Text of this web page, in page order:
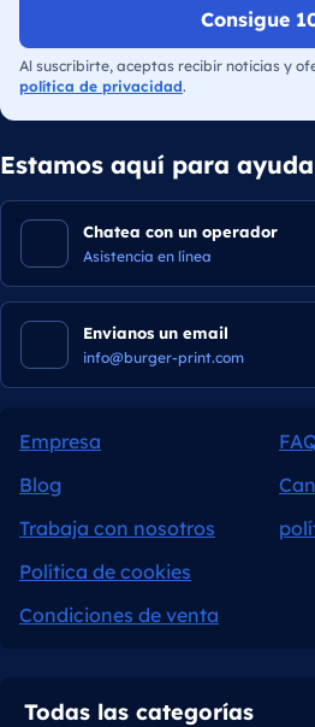
Consigue
Al suscribirte, aceptas recibir noticias y
política de privacidad.
Estamos aquí para
Chatea con un operador
Asistencia en línea
Envianos un email
info@burger-print.com
Empresa
Blog
Trabaja con nosotros
Política de cookies
Condiciones de venta
Todas las categorías